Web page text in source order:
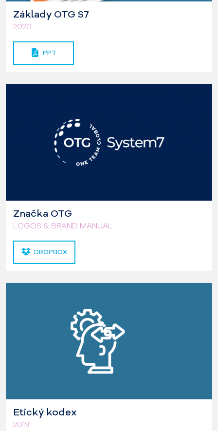
Základy OTG S7
2020
PPT
Značka OTG
LOGOS & BRAND MANUAL
DROPBOX
Etický kodex
2019